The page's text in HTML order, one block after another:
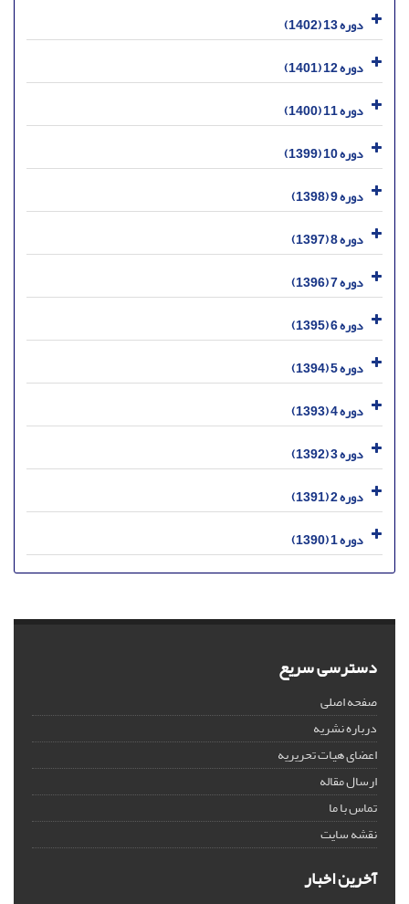
دوره 13 (1402)
دوره 12 (1401)
دوره 11 (1400)
دوره 10 (1399)
دوره 9 (1398)
دوره 8 (1397)
دوره 7 (1396)
دوره 6 (1395)
دوره 5 (1394)
دوره 4 (1393)
دوره 3 (1392)
دوره 2 (1391)
دوره 1 (1390)
دسترسی سریع
صفحه اصلی
درباره نشریه
اعضای هیات تحریریه
ارسال مقاله
تماس با ما
نقشه سایت
آخرین اخبار